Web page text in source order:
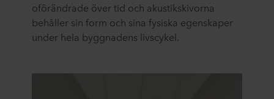
oförändrade över tid och akustikskivorna
behåller sin form och sina fysiska egenskaper
under hela byggnadens livscykel.